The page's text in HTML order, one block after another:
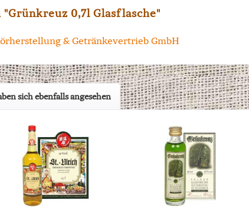
0,7l Glasflasche"
& Getränkevertrieb GmbH
sich ebenfalls angesehen